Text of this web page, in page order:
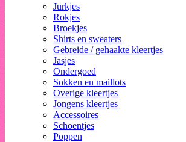
Jurkjes
Rokjes
Broekjes
Shirts en sweaters
Gebreide / gehaakte kleertjes
Jasjes
Ondergoed
Sokken en maillots
Overige kleertjes
Jongens kleertjes
Accessoires
Schoentjes
Poppen